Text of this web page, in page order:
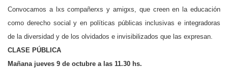
Convocamos a lxs compañerxs y amigxs, que creen en la educación
como derecho social y en políticas públicas inclusivas e integradoras
de la diversidad y de los olvidados e invisibilizados que las expresan.
CLASE PÚBLICA
Mañana jueves 9 de octubre a las 11.30 hs.